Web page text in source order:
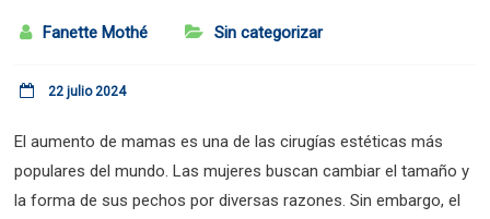
Fanette Mothé Sin categorizar
22 julio 2024
El aumento de mamas es una de las cirugías estéticas más
populares del mundo. Las mujeres buscan cambiar el tamaño y
la forma de sus pechos por diversas razones. Sin embargo, el